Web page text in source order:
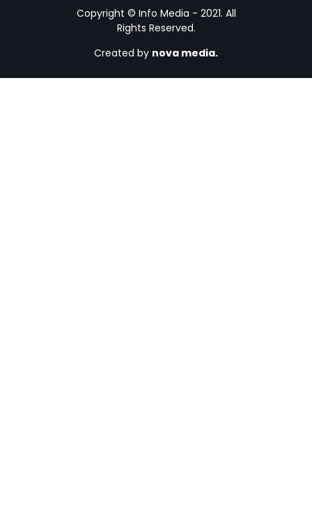
Copyright © Info Media - 2021. All
Rights Reserved.
Created by nova media.